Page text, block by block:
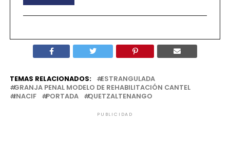
TEMAS RELACIONADOS:
ESTRANGULADA
GRANJA PENAL MODELO DE REHABILITACIÓN CANTEL
INACIF
PORTADA QUETZALTENANGO
PUBLICIDAD